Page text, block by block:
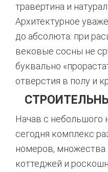
травертина и
Архитектурное
до абсолюта: при
вековые сосны не
буквально
отверстия в полу и
Начав с небольшого
сегодня комплекс
номеров,
коттеджей и